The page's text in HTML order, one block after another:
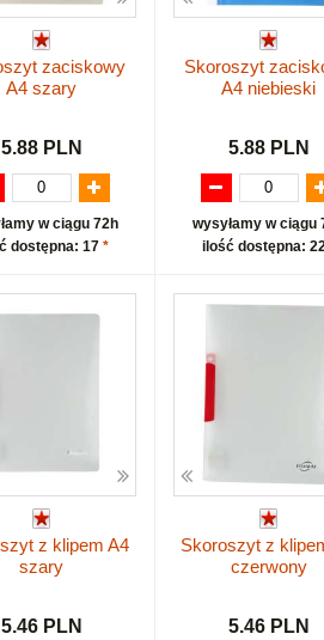
zaciskowy
A4 szary
5.88 PLN
w ciągu 72h
dostępna: 17 *
Skoroszyt
A4 niebieski
5.88 PLN
wysyłamy w ciągu
ilość dostępna: 22
z klipem A4
szary
5.46 PLN
Skoroszyt z
czerwony
5.46 PLN